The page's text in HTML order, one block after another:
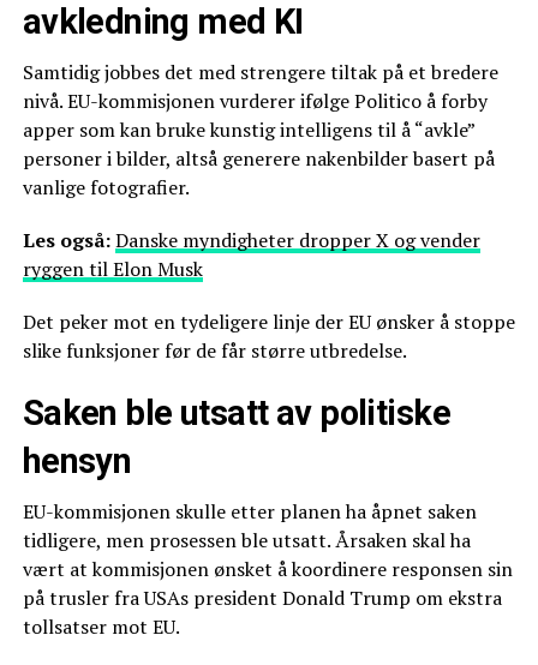
avkledning med KI
Samtidig jobbes det med strengere tiltak på et bredere
nivå. EU-kommisjonen vurderer ifølge Politico å forby
apper som kan bruke kunstig intelligens til å “avkle”
personer i bilder, altså generere nakenbilder basert på
vanlige fotografier.
Les også:Danske myndigheter dropper X og vender
ryggen til Elon Musk
Det peker mot en tydeligere linje der EU ønsker å stoppe
slike funksjoner før de får større utbredelse.
Saken ble utsatt av politiske
hensyn
EU-kommisjonen skulle etter planen ha åpnet saken
tidligere, men prosessen ble utsatt. Årsaken skal ha
vært at kommisjonen ønsket å koordinere responsen sin
på trusler fra USAs president Donald Trump om ekstra
tollsatser mot EU.